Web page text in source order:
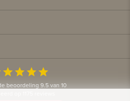
starstarstarstar
beoordeling 9.5 van 10